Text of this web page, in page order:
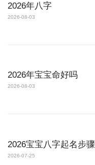
2026年八字
2026-08-03
2026年宝宝命好吗
2026-08-03
2026宝宝八字起名步骤
2026-07-25